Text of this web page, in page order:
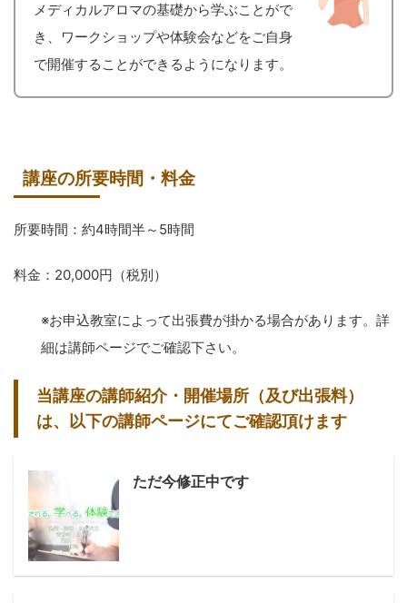
メディカルアロマの基礎から学ぶことがで
き、ワークショップや体験会などをご自身
で開催することができるようになります。
講座の所要時間・料金
所要時間：約4時間半～5時間
料金：20,000円（税別）
※お申込教室によって出張費が掛かる場合があります。詳
細は講師ページでご確認下さい。
当講座の講師紹介・開催場所（及び出張料）
は、以下の講師ページにてご確認頂けます
ただ今修正中です